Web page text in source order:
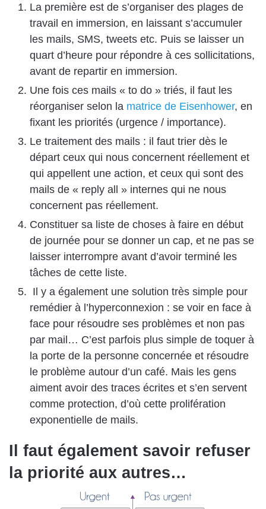
La première est de s’organiser des plages de
travail en immersion, en laissant s’accumuler
les mails, SMS, tweets etc. Puis se laisser un
quart d’heure pour répondre à ces sollicitations,
avant de repartir en immersion.
Une fois ces mails « to do » triés, il faut les
réorganiser selon la matrice de Eisenhower, en
fixant les priorités (urgence / importance).
Le traitement des mails : il faut trier dès le
départ ceux qui nous concernent réellement et
qui appellent une action, et ceux qui sont des
mails de « reply all » internes qui ne nous
concernent pas réellement.
Constituer sa liste de choses à faire en début
de journée pour se donner un cap, et ne pas se
laisser interrompre avant d’avoir terminé les
tâches de cette liste.
Il y a également une solution très simple pour
remédier à l’hyperconnexion : se voir en face à
face pour résoudre ses problèmes et non pas
par mail… C’est parfois plus simple de toquer à
la porte de la personne concernée et résoudre
le problème autour d’un café. Mais les gens
aiment avoir des traces écrites et s’en servent
comme protection, d’où cette prolifération
exponentielle de mails.
Il faut également savoir refuser
la priorité aux autres…